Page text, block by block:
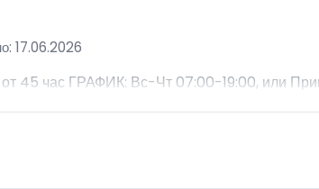
17.06.2026
час ГРАФИК: Вс-Чт 07:00-19:00, или